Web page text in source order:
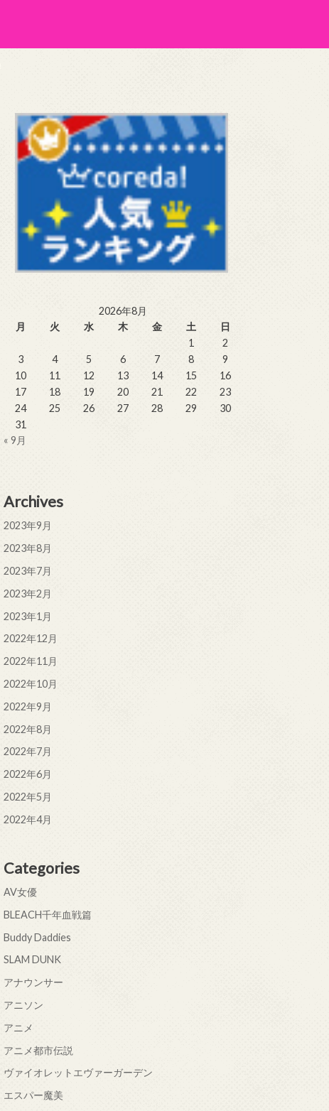
2026年8月
月
火 水 木 金 土
日
1
2
3
4 5 6 7 8
9
10
11 12 13 14 15
16
17
18 19 20 21 22
23
24
25 26 27 28 29
30
31
« 9月
Archives
2023年9月
2023年8月
2023年7月
2023年2月
2023年1月
2022年12月
2022年11月
2022年10月
2022年9月
2022年8月
2022年7月
2022年6月
2022年5月
2022年4月
Categories
AV女優
BLEACH千年血戦篇
Buddy Daddies
SLAM DUNK
アナウンサー
アニソン
アニメ
アニメ都市伝説
ヴァイオレットエヴァーガーデン
エスパー魔美